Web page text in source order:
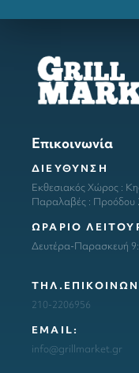
Επικοινωνία
ΔΙΕΥΘΥΝΣΗ
Εκθεσιακός Χώρος :
Παραλαβές : Προόδου
ΩΡΑΡΙΟ
Δευτέρα-Παρασκευή
210-2206956
ΕΜΑΙL:
info@grillmarket.gr